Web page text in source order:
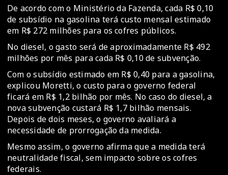
De acordo com o Ministério da Fazenda, cada R$ 0,10
de subsídio na gasolina terá custo mensal estimado
em R$ 272 milhões para os cofres públicos.
No diesel, o gasto será de aproximadamente R$ 492
milhões por mês para cada R$ 0,10 de subvenção.
Com o subsídio estimado em R$ 0,40 para a gasolina,
explicou Moretti, o custo para o governo federal
ficará em R$ 1,2 bilhão por mês. No caso do diesel, a
nova subvenção custará R$ 1,7 bilhão mensais.
Depois de dois meses, o governo avaliará a
necessidade de prorrogação da medida.
Mesmo assim, o governo afirma que a medida terá
neutralidade fiscal, sem impacto sobre os cofres
federais.